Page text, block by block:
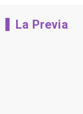
La Previa